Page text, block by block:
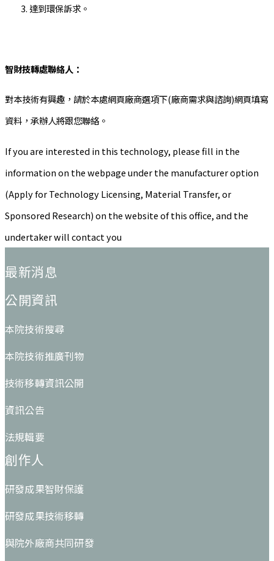
達到環保訴求。
智財技轉處聯絡人：
對本技術有興趣，請於本處網頁廠商選項下(廠商需求與諮詢)網頁填寫
資料，承辦人將跟您聯絡。
If you are interested in this technology, please fill in the
information on the webpage under the manufacturer option
(Apply for Technology Licensing, Material Transfer, or
Sponsored Research) on the website of this office, and the
undertaker will contact you
最新消息
公開資訊
本院技術搜尋
本院技術推廣刊物
技術移轉資訊公開
資訊公告
法規輯要
創作人
研發成果智財保護
研發成果技術移轉
與院外廠商共同研發